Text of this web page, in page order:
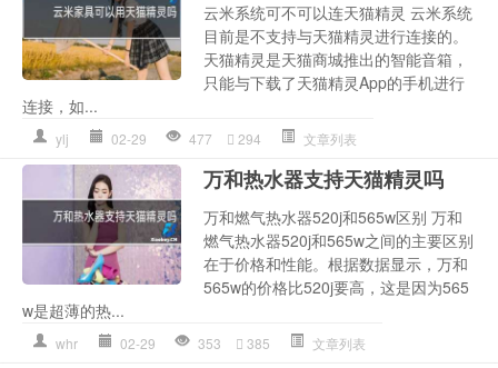
云米系统可不可以连天猫精灵 云米系统
目前是不支持与天猫精灵进行连接的。
天猫精灵是天猫商城推出的智能音箱，
只能与下载了天猫精灵App的手机进行
连接，如...
ylj 02-29 477 294 文章列表
万和热水器支持天猫精灵吗
万和燃气热水器520j和565w区别 万和
燃气热水器520j和565w之间的主要区别
在于价格和性能。根据数据显示，万和
565w的价格比520j要高，这是因为565
w是超薄的热...
whr 02-29 353 385 文章列表